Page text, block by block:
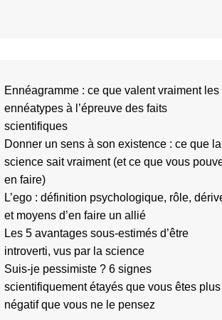
Ennéagramme : ce que valent vraiment les
ennéatypes à l’épreuve des faits
scientifiques
Donner un sens à son existence : ce que la
science sait vraiment (et ce que vous
en faire)
L’ego : définition psychologique, rôle,
et moyens d’en faire un allié
Les 5 avantages sous-estimés d’être
introverti, vus par la science
Suis-je pessimiste ? 6 signes
scientifiquement étayés que vous êtes plus
négatif que vous ne le pensez